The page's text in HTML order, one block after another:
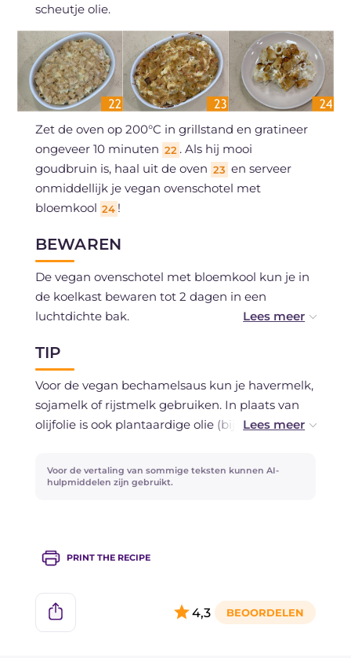
scheutje olie.
Zet de oven op 200°C in grillstand en gratineer
ongeveer 10 minuten 22 . Als hij mooi
goudbruin is, haal uit de oven 23 en serveer
onmiddellijk je vegan ovenschotel met
bloemkool 24 !
BEWAREN
De vegan ovenschotel met bloemkool kun je in
de koelkast bewaren tot 2 dagen in een
luchtdichte bak.
Als je de vegan bechamelsaus van tevoren wilt
bereiden, dek deze af met plasticfolie direct op
het oppervlak en bewaar in de koelkast
maximaal 2 dagen; werk hem opnieuw met de
garde om hem weer vloeibaar te krijgen. Als
TIP
Voor de vegan bechamelsaus kun je havermelk,
sojamelk of rijstmelk gebruiken. In plaats van
olijfolie is ook plantaardige olie (bijv.
geschikt.
Voor de vertaling van sommige teksten kunnen AI-
hulpmiddelen zijn gebruikt.
PRINT THE RECIPE
4,3